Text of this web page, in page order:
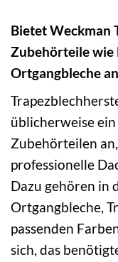
Bietet Weckman
Zubehörteile wie
Ortgangbleche
üblicherweise
Zubehörteilen
professionelle
Dazu gehören in
Ortgangbleche,
passenden
sich, das